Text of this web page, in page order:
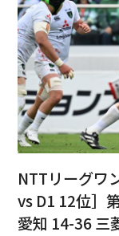
NTTリーグワ
vs D1 12位］
愛知 14-36 三